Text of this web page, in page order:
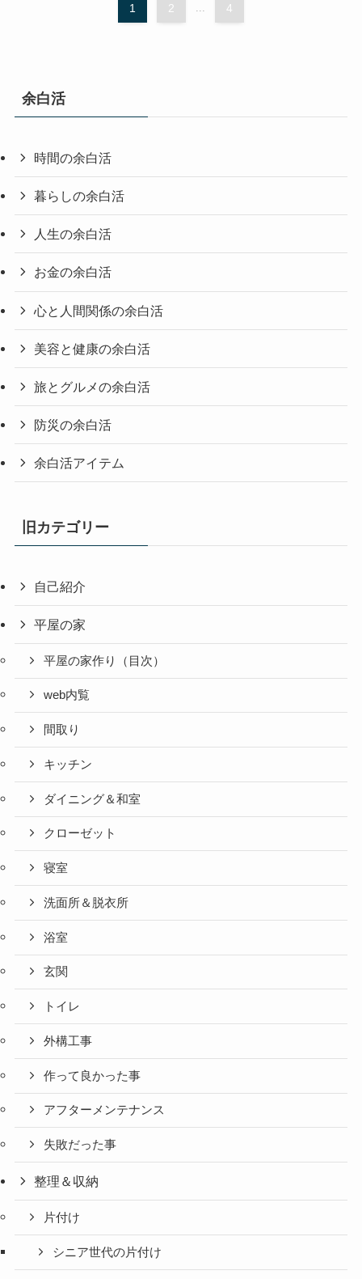
1 2 ... 4
余白活
時間の余白活
暮らしの余白活
人生の余白活
お金の余白活
心と人間関係の余白活
美容と健康の余白活
旅とグルメの余白活
防災の余白活
余白活アイテム
旧カテゴリー
自己紹介
平屋の家
平屋の家作り（目次）
web内覧
間取り
キッチン
ダイニング＆和室
クローゼット
寝室
洗面所＆脱衣所
浴室
玄関
トイレ
外構工事
作って良かった事
アフターメンテナンス
失敗だった事
整理＆収納
片付け
シニア世代の片付け